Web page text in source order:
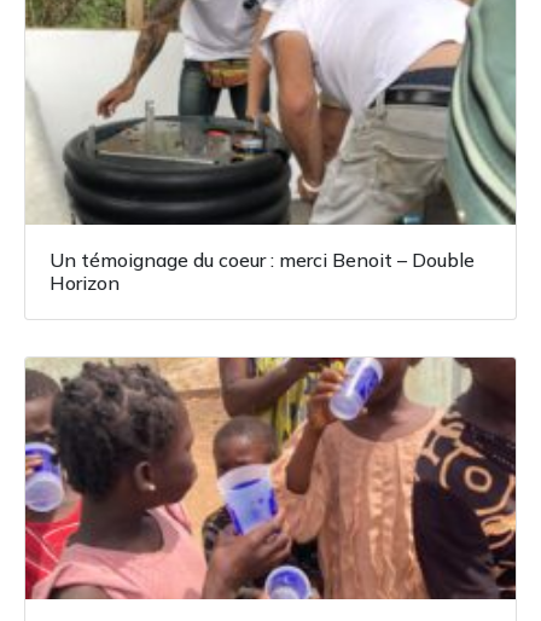
Un témoignage du coeur : merci Benoit – Double
Horizon